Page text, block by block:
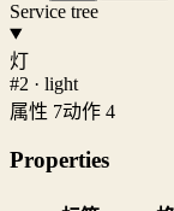
Service tree
灯
#2 · light
属性 7动作 4
Properties